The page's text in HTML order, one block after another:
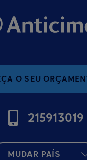
O SEU
215913019
MUDAR PAÍS